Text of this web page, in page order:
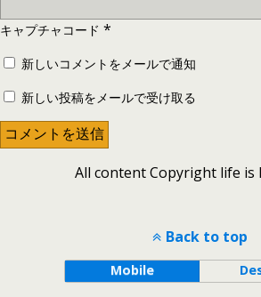
キャプチャコード *
新しいコメントをメールで通知
新しい投稿をメールで受け取る
All content Copyright life is
Back to top
Mobile